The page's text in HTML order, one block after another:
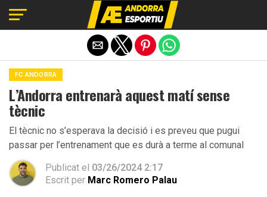
FC ANDORRA
L’Andorra entrenarà aquest matí sense
tècnic
El tècnic no s’esperava la decisió i es preveu que pugui
passar per l’entrenament que es durà a terme al comunal
Publicat el 03/26/2024 2:17
Escrit per Marc Romero Palau
Exit mobile version